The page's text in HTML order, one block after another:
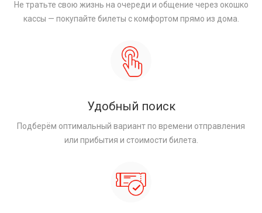
Не тратьте свою жизнь на очереди и общение через окошко
кассы — покупайте билеты с комфортом прямо из дома.
Удобный поиск
Подберём оптимальный вариант по времени отправления
или прибытия и стоимости билета.